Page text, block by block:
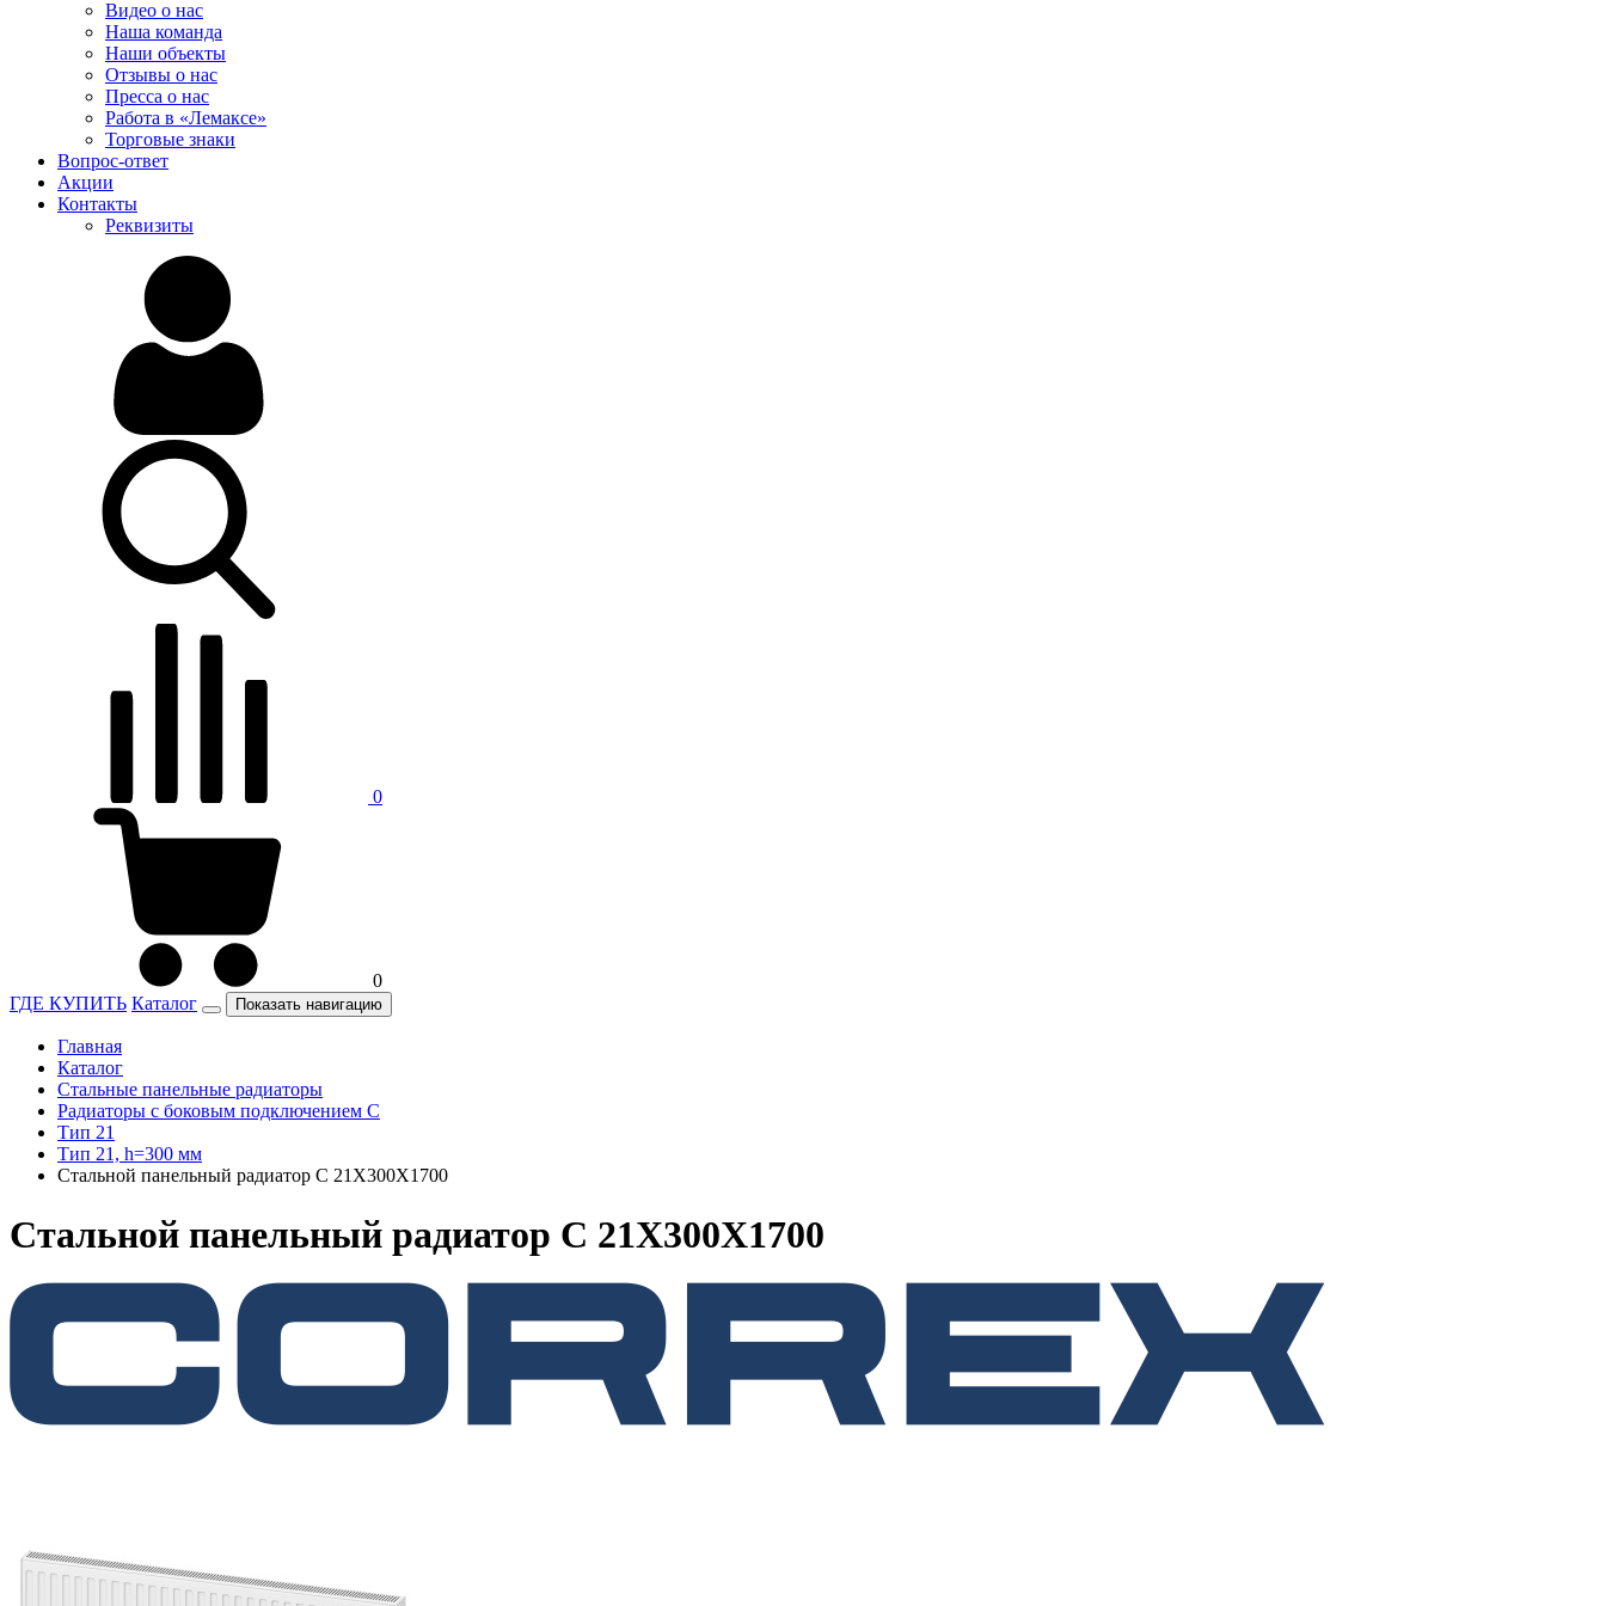
Видео о нас
Наша команда
Наши объекты
Отзывы о нас
Пресса о нас
Работа в «Лемаксе»
Торговые знаки
Вопрос-ответ
Акции
Контакты
Реквизиты
0
0
ГДЕ КУПИТЬ Каталог Показать навигацию
Главная
Каталог
Стальные панельные радиаторы
Радиаторы c боковым подключением C
Тип 21
Тип 21, h=300 мм
Стальной панельный радиатор C 21Х300Х1700
Стальной панельный радиатор C 21Х300Х1700